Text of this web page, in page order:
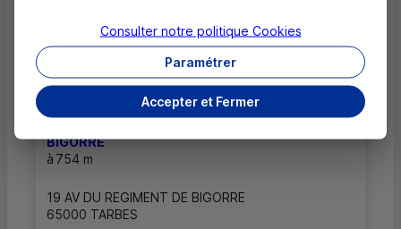
Autres caisses les plus proches
BIGORRE
à 754 m
19 AV DU REGIMENT DE BIGORRE
65000 TARBES
Accepter et Fermer
Paramétrer
Consulter notre politique Cookies